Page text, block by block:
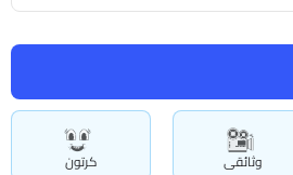
وثائقى كرتون